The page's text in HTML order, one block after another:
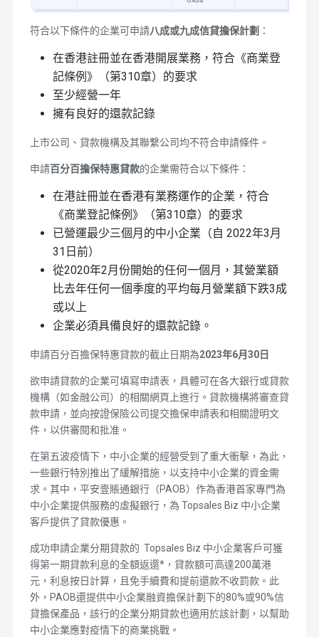
符合以下條件的企業可申請八成或九成信貸擔保計劃 ：
在香港註冊並在香港開展業務，符合《商業登
記條例》（第310章）的要求
至少經營一年
擁有良好的還款記錄
上市公司、貸款機構及其聯繫公司均不符合申請條件。
申請百分百擔保特惠貸款的企業需符合以下條件：
在港註冊並在香港有業務運作的企業，符合
《商業登記條例》（第310章）的要求
已營運最少三個月的中小企業（自 2022年3月
31日前）
從2020年2月份開始的任何一個月，其營業額
比去年任何一個季度的平均每月營業額下跌3成
或以上
企業必須具備良好的還款記錄。
申請百分百擔保特惠貸款的截止日期為2023年6月30日
欲申請貸款的企業可填寫申請表，具體可在各大銀行或貸款
機構（如金融公司）的相關網頁上進行。貸款機構將審查貸
款申請，並向按證保險公司提交擔保申請表和相關證明文
件，以供審閱和批准。
在第五波疫情下，中小企業的經營受到了重大衝擊，為此，
一些銀行特別推出了緩解措施，以支持中小企業的資金需
求。其中，平安壹賬通銀行（PAOB）作為香港首家專門為
中小企業提供服務的虛擬銀行，為 Topsales Biz 中小企業
客戶提供了貸款優惠。
成功申請企業分期貸款的 Topsales Biz 中小企業客戶可獲
得第一期貸款利息的全額返還*，貸款額可高達200萬港
元，利息按日計算，且免手續費和提前還款不收罰款。此
外，PAOB還提供中小企業融資擔保計劃下的80%或90%信
貸擔保產品，該行的企業分期貸款也適用於該計劃，以幫助
中小企業應對疫情下的商業挑戰。